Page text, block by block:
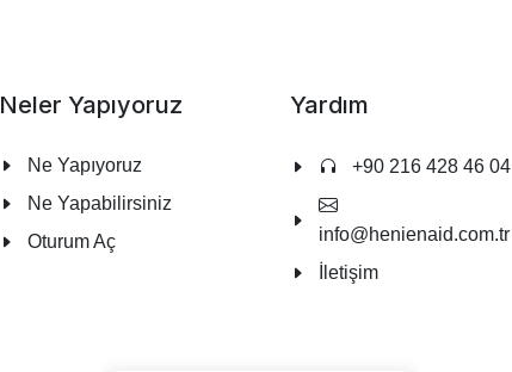
Neler Yapıyoruz
Ne Yapıyoruz
Ne Yapabilirsiniz
Oturum Aç
Yardım
+90 216 428 46 04
info@henienaid.com.tr
İletişim